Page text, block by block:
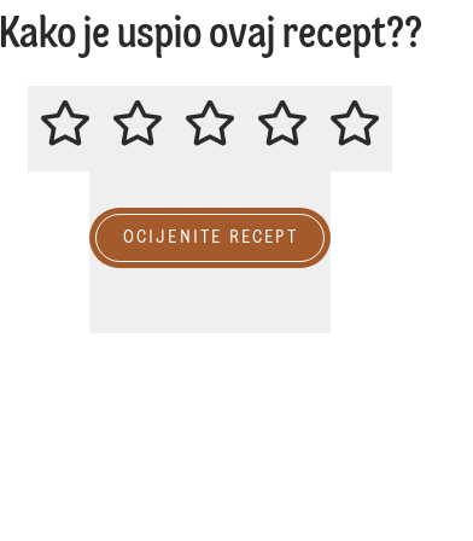
Kako je uspio ovaj recept??
MOLIMO OCIJENITE OVAJ
OCIJENITE RECEPT